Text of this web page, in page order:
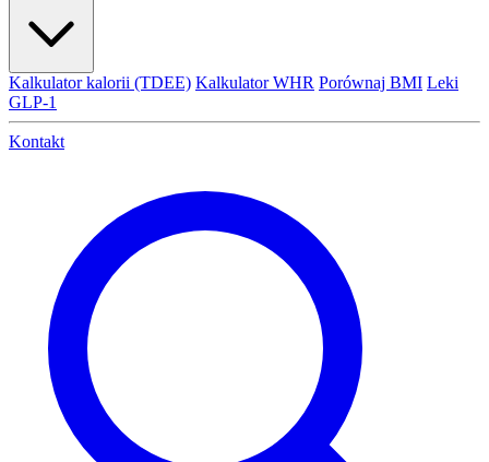
Kalkulator kalorii (TDEE) Kalkulator WHR Porównaj BMI Leki
GLP-1
Kontakt